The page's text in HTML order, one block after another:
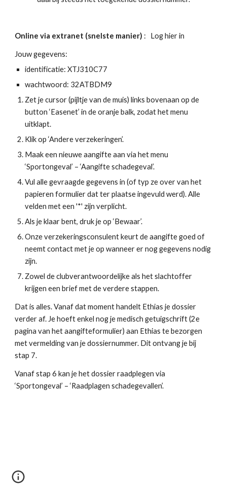
Online via extranet (snelste manier) : Log hier in
Jouw gegevens:
identificatie: XTJ310C77
wachtwoord: 32ATBDM9
Zet je cursor (pijltje van de muis) links bovenaan op de
button ‘Easenet’ in de oranje balk, zodat het menu
uitklapt.
Klik op ‘Andere verzekeringen’.
Maak een nieuwe aangifte aan via het menu
‘Sportongeval’ – ‘Aangifte schadegeval’.
Vul alle gevraagde gegevens in (of typ ze over van het
papieren formulier dat ter plaatse ingevuld werd). Alle
velden met een '*' zijn verplicht.
Als je klaar bent, druk je op ‘Bewaar’.
Onze verzekeringsconsulent keurt de aangifte goed of
neemt contact met je op wanneer er nog gegevens nodig
zijn.
Zowel de clubverantwoordelijke als het slachtoffer
krijgen een brief met de verdere stappen.
Dat is alles. Vanaf dat moment handelt Ethias je dossier
verder af. Je hoeft enkel nog je medisch getuigschrift (2e
pagina van het aangifteformulier) aan Ethias te bezorgen
met vermelding van je dossiernummer. Dit ontvang je bij
stap 7.
Vanaf stap 6 kan je het dossier raadplegen via
‘Sportongeval’ – ‘Raadplagen schadegevallen’.